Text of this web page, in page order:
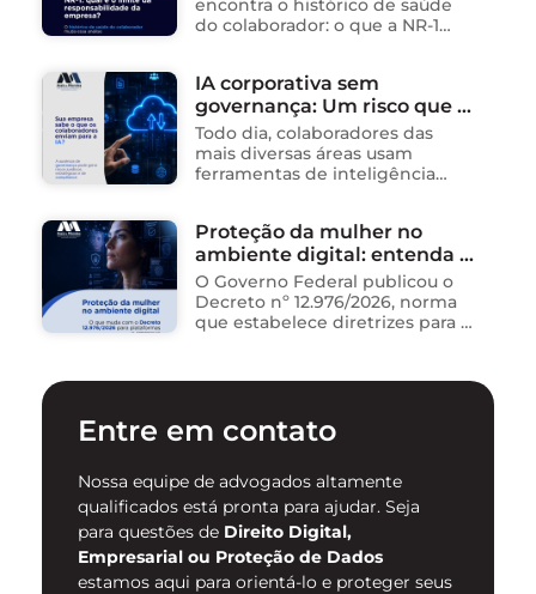
encontra o histórico de saúde
do colaborador: o que a NR-1
um dos ambientes mais
propícios para …
IA corporativa sem
governança: Um risco que já
está acontecendo
Todo dia, colaboradores das
mais diversas áreas usam
ferramentas de inteligência
dados, redigem e-mails, geram
relatórios. O problema não está
na ferramenta. Está …
Proteção da mulher no
ambiente digital: entenda o
novo Decreto nº 12.976/2026
O Governo Federal publicou o
Decreto nº 12.976/2026, norma
que estabelece diretrizes para a
enfrentamento da violência
digital. …
Entre em contato
Nossa equipe de advogados altamente
qualificados está pronta para ajudar. Seja
para questões de Direito Digital,
Empresarial ou Proteção de Dados
estamos aqui para orientá-lo e proteger seus